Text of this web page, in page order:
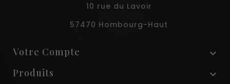
10 rue du Lavoir
57470 Hombourg-Haut
Votre Compte

Produits
